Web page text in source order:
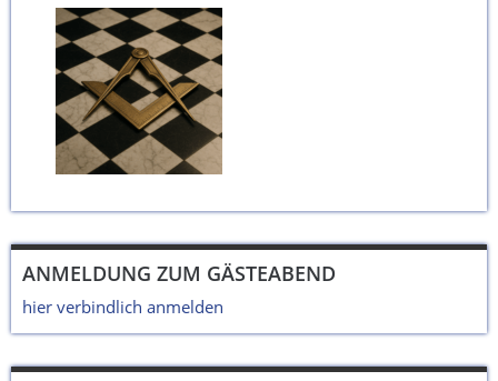
ANMELDUNG ZUM GÄSTEABEND
hier verbindlich anmelden